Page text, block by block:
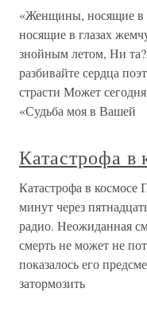
«Женщины, носящие
носящие в глазах
знойным летом, Ни
разбивайте сердца
страсти Может
«Судьба моя в Вашей
Катастрофа в
Катастрофа в
минут через
радио. Неожиданная
смерть не может не
показалось его
затормозить